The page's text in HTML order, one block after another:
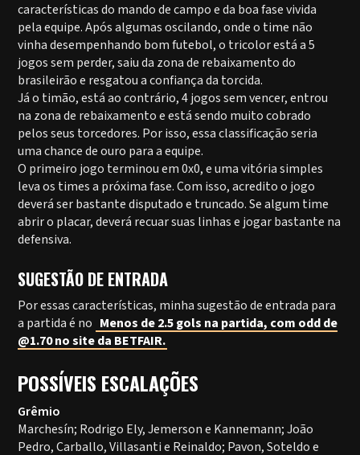
características do mando de campo e da boa fase vivida
pela equipe. Após algumas oscilando, onde o time não
vinha desempenhando bom futebol, o tricolor está a 5
jogos sem perder, saiu da zona de rebaixamento do
brasileirão e resgatou a confiança da torcida.
Já o timão, está ao contrário, 4 jogos sem vencer, entrou
na zona de rebaixamento e está sendo muito cobrado
pelos seus torcedores. Por isso, essa classificação seria
uma chance de ouro para a equipe.
O primeiro jogo terminou em 0x0, e uma vitória simples
leva os times a próxima fase. Com isso, acredito o jogo
deverá ser bastante disputado e truncado. Se algum time
abrir o placar, deverá recuar suas linhas e jogar bastante na
defensiva.
SUGESTÃO DE ENTRADA
Por essas características, minha sugestão de entrada para
a partida é no Menos de 2.5 gols na partida, com odd de
@1.70 no site da BETFAIR.
POSSÍVEIS ESCALAÇÕES
Grêmio
Marchesín; Rodrigo Ely, Jemerson e Kannemann; João
Pedro, Carballo, Villasanti e Reinaldo; Pavon, Soteldo e